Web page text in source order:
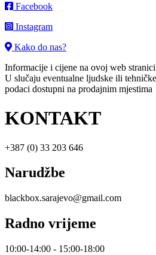
Facebook
Instagram
Kako do nas?
Informacije i cijene na ovoj web
U slučaju eventualne ljudske ili
podaci dostupni na prodajnim mjestima
KONTAKT
+387 (0) 33 203 646
Narudžbe
blackbox.sarajevo@gmail.com
Radno vrijeme
10:00-14:00 - 15:00-18:00